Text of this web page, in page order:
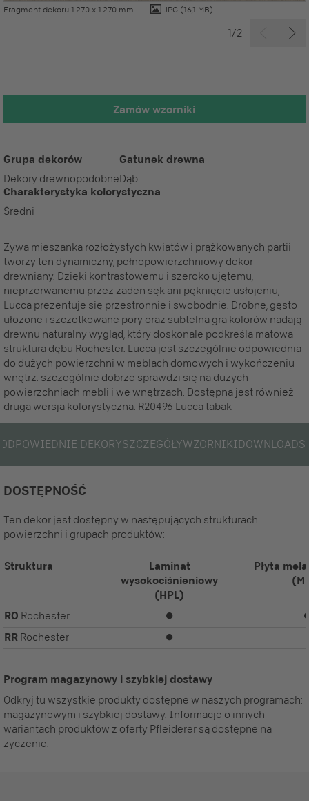
Fragment dekoru 1.270 x 1.270 mm JPG (16,1 MB)
1/2
Zamów wzorniki
Grupa dekorów
Dekory drewnopodobne
Gatunek drewna
Dąb
Charakterystyka kolorystyczna
Średni
Żywa mieszanka rozłożystych kwiatów i prążkowanych partii
tworzy ten dynamiczny, pełnopowierzchniowy dekor
drewniany. Dzięki kontrastowemu i szeroko ujętemu,
nieprzerwanemu przez żaden sęk ani pęknięcie usłojeniu,
Lucca prezentuje się przestronnie i swobodnie. Drobne, gęsto
ułożone i szczotkowane pory oraz subtelna gra kolorów nadają
drewnu naturalny wygląd, który doskonale podkreśla matowa
struktura dębu Rochester. Lucca jest szczególnie odpowiednia
do dużych powierzchni w meblach domowych i wykończeniu
wnętrz. szczególnie dobrze sprawdzi się na dużych
powierzchniach mebli i we wnętrzach. Dostępna jest również
druga wersja kolorystyczna: R20496 Lucca tabak
ODPOWIEDNIE DEKORYSZCZEGÓŁYWZORNIKIDOWNLOADS
DOSTĘPNOŚĆ
Ten dekor jest dostępny w następujących strukturach
powierzchni i grupach produktów:
Struktura
Laminat
wysokociśnieniowy
(HPL)
Płyta
RO Rochester ⏺
RR Rochester ⏺
Program magazynowy i szybkiej dostawy
Odkryj tu wszystkie produkty dostępne w naszych programach:
magazynowym i szybkiej dostawy. Informacje o innych
wariantach produktów z oferty Pfleiderer są dostępne na
życzenie.